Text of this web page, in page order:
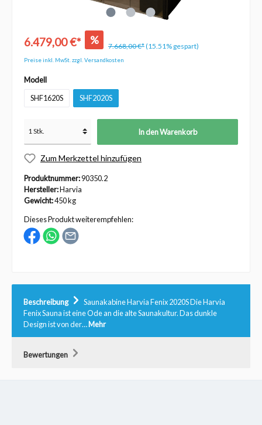
6.479,00 €* % 7.668,00 €*(15.51% gespart)
Preise inkl. MwSt. zzgl. Versandkosten
Modell
SHF1620S
SHF2020S
In den Warenkorb
Zum Merkzettel hinzufügen
Produktnummer:90350.2
Hersteller:Harvia
Gewicht:450 kg
Dieses Produkt weiterempfehlen:
Beschreibung
Saunakabine Harvia Fenix 2020S Die Harvia
Fenix Sauna ist eine Ode an die alte Saunakultur. Das dunkle
Design ist von der…Mehr
Bewertungen